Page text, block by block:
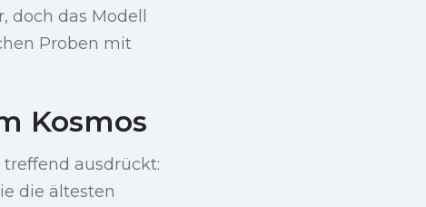
doch das Modell
Proben mit
Kosmos
treffend ausdrückt:
die ältesten